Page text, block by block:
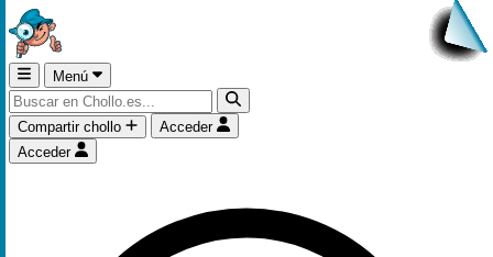
Menú
Compartir chollo
Acceder
Acceder